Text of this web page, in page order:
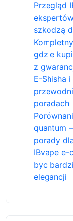
Przegląd
szkodzą
gdzie
z
E-Shisha
poradach
quantum
porady
IBvape
byc
elegancji